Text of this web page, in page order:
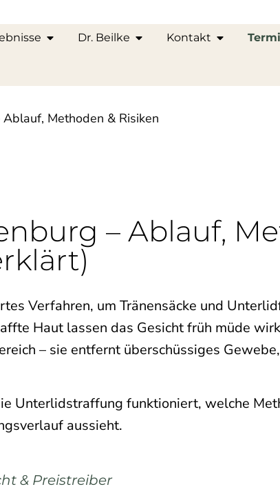
Dr. Beilke Kontakt
Methoden & Risiken
– Ablauf,
Verfahren, um Tränensäcke und
Haut lassen das Gesicht früh müde
– sie entfernt überschüssiges
Unterlidstraffung funktioniert, welche
aussieht.
& Preistreiber